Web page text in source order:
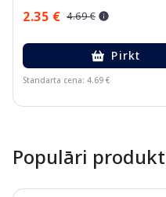
2.35 € 4.69 €
Pirkt
Standarta cena: 4.69 €
Populāri